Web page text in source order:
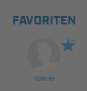
FAVORITEN
Spieler